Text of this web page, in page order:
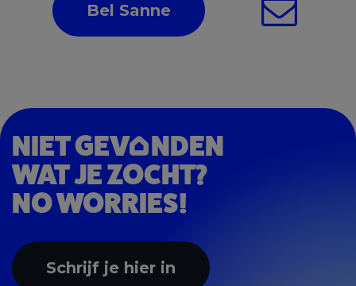
Bel Sanne
NIET GEV
NDEN
WAT JE ZOCHT?
NO WORRIES!
Schrijf je hier in